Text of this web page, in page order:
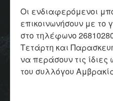
Οι ενδιαφερόμενοι
επικοινωνήσουν με το
στο τηλέφωνο
Τετάρτη και
να περάσουν τις
του συλλόγου